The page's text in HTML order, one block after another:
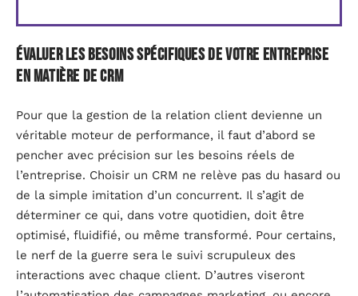
Évaluer les besoins spécifiques de votre entreprise
en matière de CRM
Pour que la gestion de la relation client devienne un
véritable moteur de performance, il faut d’abord se
pencher avec précision sur les besoins réels de
l’entreprise. Choisir un CRM ne relève pas du hasard ou
de la simple imitation d’un concurrent. Il s’agit de
déterminer ce qui, dans votre quotidien, doit être
optimisé, fluidifié, ou même transformé. Pour certains,
le nerf de la guerre sera le suivi scrupuleux des
interactions avec chaque client. D’autres viseront